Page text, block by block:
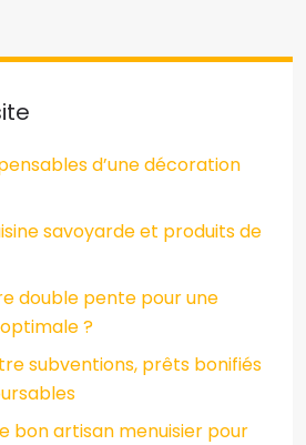
d’une décoration
savoyarde et produits de
double pente pour une
?
subventions, prêts bonifiés
bon artisan menuisier pour